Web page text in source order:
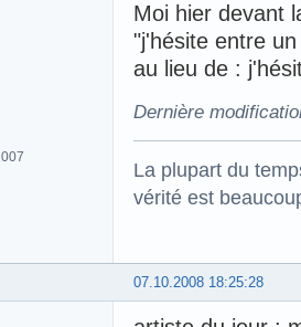
Moi hier devant
"j'hésite entre
au lieu de :
Dernière
La plupart du
vérité est
07.10.2008 18:25:28